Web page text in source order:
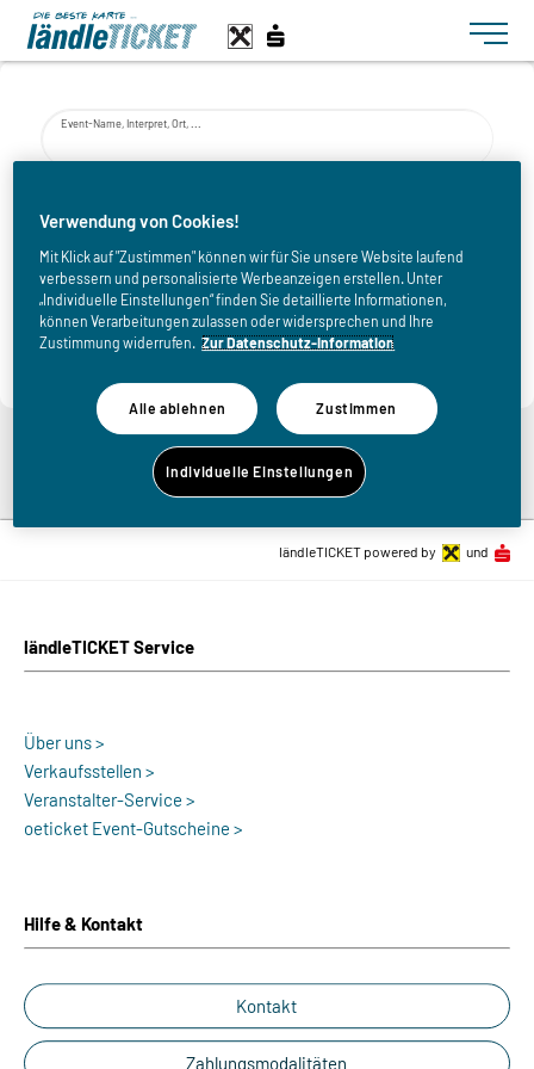
Toggle
Event-Name, Interpret, Ort, ...
bis
Zurück zur Eventliste
ländleTICKET Service
Über uns >
Verkaufsstellen >
Veranstalter-Service >
oeticket Event-Gutscheine >
Hilfe & Kontakt
Kontakt
Zahlungsmodalitäten
ländleTICKET powered by und
Verwendung von Cookies!
Mit Klick auf "Zustimmen" können wir für Sie unsere Website laufend
verbessern und personalisierte Werbeanzeigen erstellen. Unter
„Individuelle Einstellungen“ finden Sie detaillierte Informationen,
können Verarbeitungen zulassen oder widersprechen und Ihre
Zustimmung widerrufen. Zur Datenschutz-Information
Alle ablehnen Zustimmen
Individuelle Einstellungen